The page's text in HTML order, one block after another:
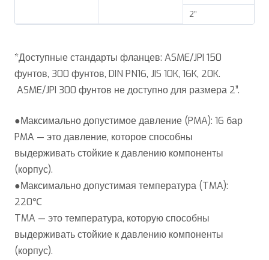
2”
*Доступные стандарты фланцев: ASME/JPI 150
фунтов, 300 фунтов, DIN PN16, JIS 10K, 16K, 20K.
ASME/JPI 300 фунтов не доступно для размера 2”.
●Максимально допустимое давление (PMA): 16 бар
PMA — это давление, которое способны
выдерживать стойкие к давлению компоненты
(корпус).
●Максимально допустимая температура (TMA):
220℃
TMA — это температура, которую способны
выдерживать стойкие к давлению компоненты
(корпус).